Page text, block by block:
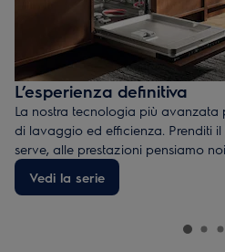
L’esperienza definitiva
La nostra tecnologia più avanzata
di lavaggio ed efficienza. Prenditi
serve, alle prestazioni pensiamo
Vedi la serie